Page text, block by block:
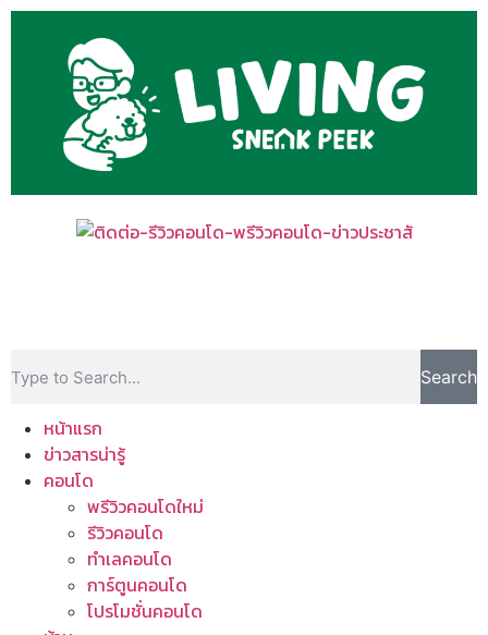
Search
หน้าแรก
ข่าวสารน่ารู้
คอนโด
พรีวิวคอนโดใหม่
รีวิวคอนโด
ทำเลคอนโด
การ์ตูนคอนโด
โปรโมชั่นคอนโด